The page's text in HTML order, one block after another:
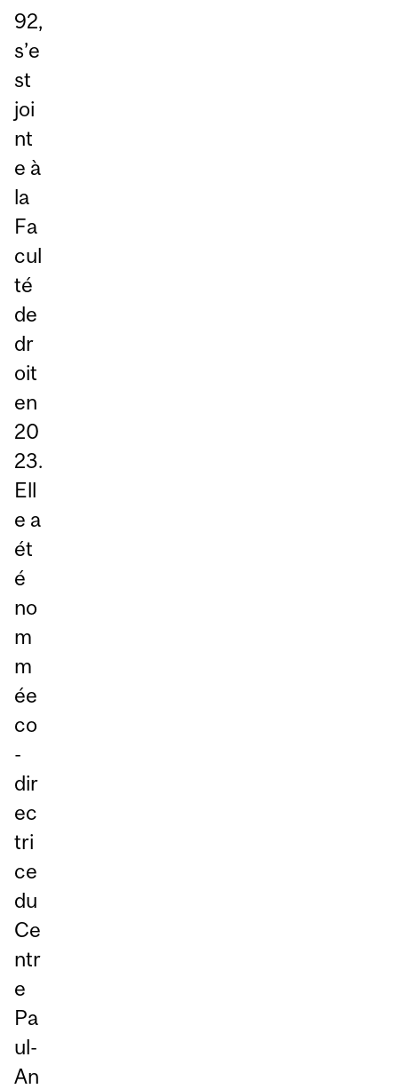
92,
s’e
st
joi
nt
e à
la
Fa
cul
té
de
dr
oit
en
20
23.
Ell
e a
ét
é
no
m
m
ée
co
-
dir
ec
tri
ce
du
Ce
ntr
e
Pa
ul-
An